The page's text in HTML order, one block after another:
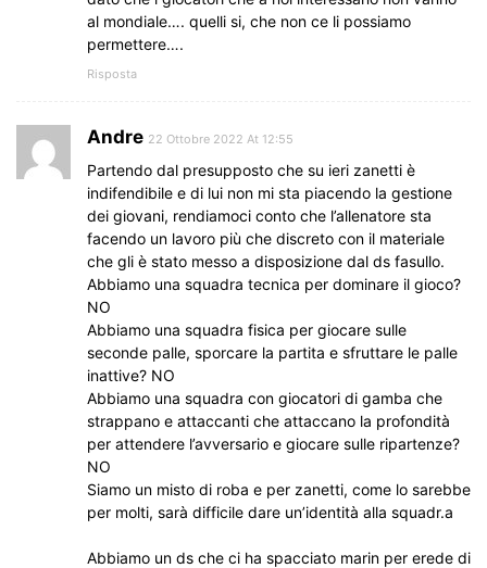
al mondiale…. quelli si, che non ce li possiamo
permettere….
Risposta
Andre 22 Ottobre 2022 At 12:55
Partendo dal presupposto che su ieri zanetti è
indifendibile e di lui non mi sta piacendo la gestione
dei giovani, rendiamoci conto che l’allenatore sta
facendo un lavoro più che discreto con il materiale
che gli è stato messo a disposizione dal ds fasullo.
Abbiamo una squadra tecnica per dominare il gioco?
NO
Abbiamo una squadra fisica per giocare sulle
seconde palle, sporcare la partita e sfruttare le palle
inattive? NO
Abbiamo una squadra con giocatori di gamba che
strappano e attaccanti che attaccano la profondità
per attendere l’avversario e giocare sulle ripartenze?
NO
Siamo un misto di roba e per zanetti, come lo sarebbe
per molti, sarà difficile dare un’identità alla squadr.a
Abbiamo un ds che ci ha spacciato marin per erede di